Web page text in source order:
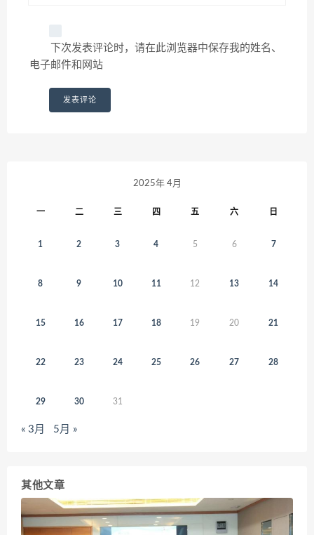
下次发表评论时，请在此浏览器中保存我的姓名、
电子邮件和网站
2025年 4月
一 二 三 四 五 六 日
1 2 3 4 5 6 7
8 9 10 11 12 13 14
15 16 17 18 19 20 21
22 23 24 25 26 27 28
29 30 31
« 3月 5月 »
其他文章